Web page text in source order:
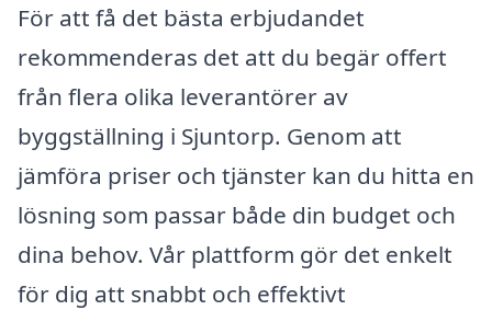
För att få det bästa erbjudandet
rekommenderas det att du begär offert
från flera olika leverantörer av
byggställning i Sjuntorp. Genom att
jämföra priser och tjänster kan du hitta en
lösning som passar både din budget och
dina behov. Vår plattform gör det enkelt
för dig att snabbt och effektivt